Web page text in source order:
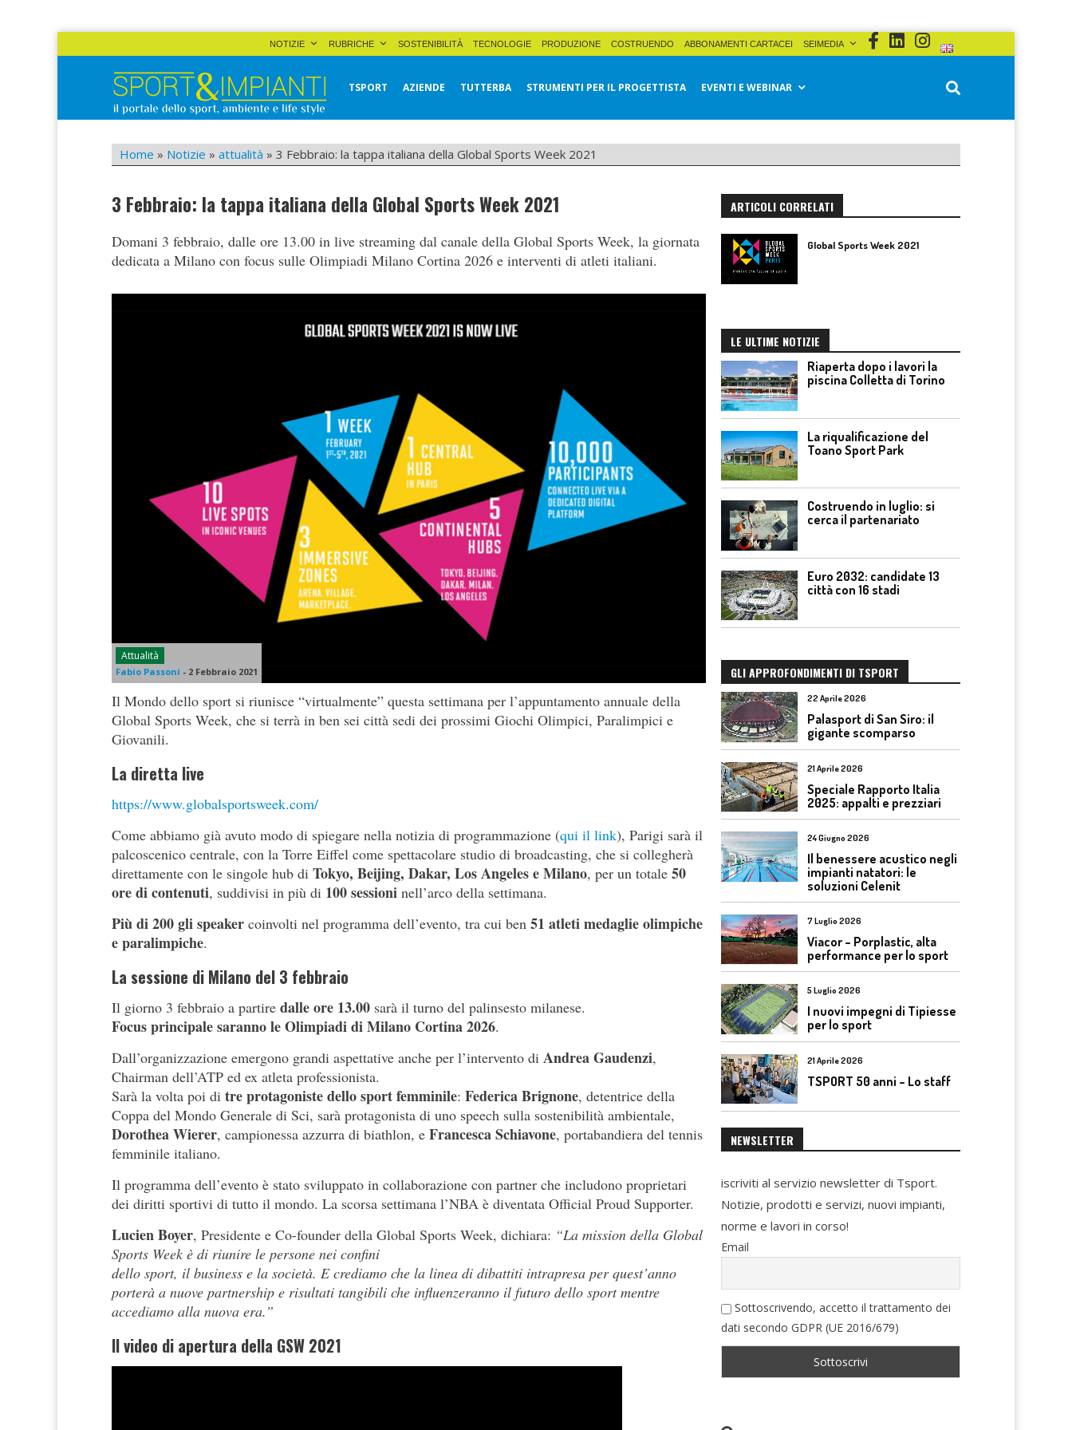
NOTIZIE RUBRICHE SOSTENIBILITÀ TECNOLOGIE PRODUZIONE COSTRUENDO ABBONAMENTI CARTACEI SEIMEDIA
Sport&Impianti
TSPORT AZIENDE TUTTERBA STRUMENTI PER IL PROGETTISTA EVENTI E WEBINAR
Home » Notizie » attualità » 3 Febbraio: la tappa italiana della Global Sports Week 2021
3 Febbraio: la tappa italiana della Global Sports Week 2021
Domani 3 febbraio, dalle ore 13.00 in live streaming dal canale della Global Sports Week, la giornata
dedicata a Milano con focus sulle Olimpiadi Milano Cortina 2026 e interventi di atleti italiani.
Attualità
Fabio Passoni - 2 Febbraio 2021
Il Mondo dello sport si riunisce “virtualmente” questa settimana per l’appuntamento annuale della
Global Sports Week, che si terrà in ben sei città sedi dei prossimi Giochi Olimpici, Paralimpici e
Giovanili.
La diretta live
https://www.globalsportsweek.com/
Come abbiamo già avuto modo di spiegare nella notizia di programmazione (qui il link), Parigi sarà il
palcoscenico centrale, con la Torre Eiffel come spettacolare studio di broadcasting, che si collegherà
direttamente con le singole hub di Tokyo, Beijing, Dakar, Los Angeles e Milano, per un totale 50
ore di contenuti, suddivisi in più di 100 sessioni nell’arco della settimana.
Più di 200 gli speaker coinvolti nel programma dell’evento, tra cui ben 51 atleti medaglie olimpiche
e paralimpiche.
La sessione di Milano del 3 febbraio
Il giorno 3 febbraio a partire dalle ore 13.00 sarà il turno del palinsesto milanese.
Focus principale saranno le Olimpiadi di Milano Cortina 2026.
Dall’organizzazione emergono grandi aspettative anche per l’intervento di Andrea Gaudenzi,
Chairman dell’ATP ed ex atleta professionista.
Sarà la volta poi di tre protagoniste dello sport femminile: Federica Brignone, detentrice della
Coppa del Mondo Generale di Sci, sarà protagonista di uno speech sulla sostenibilità ambientale,
Dorothea Wierer, campionessa azzurra di biathlon, e Francesca Schiavone, portabandiera del tennis
femminile italiano.
Il programma dell’evento è stato sviluppato in collaborazione con partner che includono proprietari
dei diritti sportivi di tutto il mondo. La scorsa settimana l’NBA è diventata Official Proud Supporter.
Lucien Boyer, Presidente e Co-founder della Global Sports Week, dichiara: “La mission della Global
Sports Week è di riunire le persone nei confini
dello sport, il business e la società. E crediamo che la linea di dibattiti intrapresa per quest’anno
porterà a nuove partnership e risultati tangibili che influenzeranno il futuro dello sport mentre
accediamo alla nuova era.”
Il video di apertura della GSW 2021
ARTICOLI CORRELATI
Global Sports Week 2021
LE ULTIME NOTIZIE
Riaperta dopo i lavori la
piscina Colletta di Torino
La riqualificazione del
Toano Sport Park
Costruendo in luglio: si
cerca il partenariato
Euro 2032: candidate 13
città con 16 stadi
GLI APPROFONDIMENTI DI TSPORT
22 Aprile 2026
Palasport di San Siro: il
gigante scomparso
21 Aprile 2026
Speciale Rapporto Italia
2025: appalti e prezziari
24 Giugno 2026
Il benessere acustico negli
impianti natatori: le
soluzioni Celenit
7 Luglio 2026
Viacor – Porplastic, alta
performance per lo sport
5 Luglio 2026
I nuovi impegni di Tipiesse
per lo sport
21 Aprile 2026
TSPORT 50 anni – Lo staff
NEWSLETTER
iscriviti al servizio newsletter di Tsport.
Notizie, prodotti e servizi, nuovi impianti,
norme e lavori in corso!
Email
Sottoscrivendo, accetto il trattamento dei
dati secondo GDPR (UE 2016/679)